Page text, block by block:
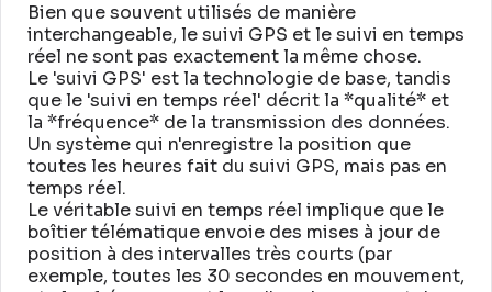
Bien que souvent utilisés de manière
interchangeable, le suivi GPS et le suivi en temps
réel ne sont pas exactement la même chose.
Le 'suivi GPS' est la technologie de base, tandis
que le 'suivi en temps réel' décrit la *qualité* et
la *fréquence* de la transmission des données.
Un système qui n'enregistre la position que
toutes les heures fait du suivi GPS, mais pas en
temps réel.
Le véritable suivi en temps réel implique que le
boîtier télématique envoie des mises à jour de
position à des intervalles très courts (par
exemple, toutes les 30 secondes en mouvement,